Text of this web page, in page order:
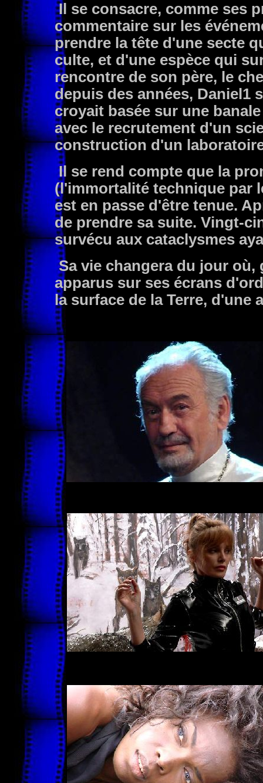
Il se consacre, comme ses
commentaire sur les
prendre la tête d'une secte
culte, et d'une espèce qui
rencontre de son père, le
depuis des années, Daniel1
croyait basée sur une
avec le recrutement d'un
construction d'un
Il se rend compte que la
(l'immortalité technique par
est en passe d'être tenue.
de prendre sa suite. Vingt-
survécu aux cataclysmes
Sa vie changera du jour où,
apparus sur ses écrans
la surface de la Terre, d'une